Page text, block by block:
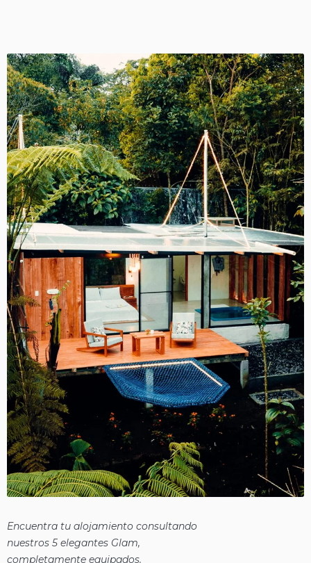
Encuentra tu alojamiento consultando
nuestros 5 elegantes Glam,
completamente equipados.